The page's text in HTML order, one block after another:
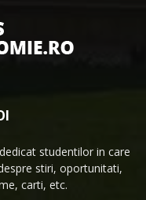
studentilor in care
stiri, oportunitati,
carti, etc.